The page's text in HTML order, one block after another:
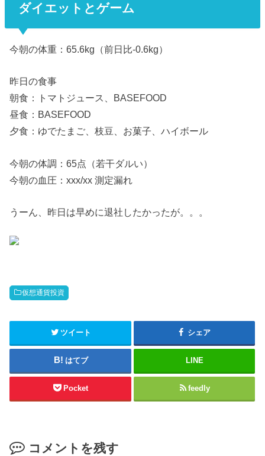
ダイエットとゲーム
今朝の体重：65.6kg（前日比-0.6kg）
昨日の食事
朝食：トマトジュース、BASEFOOD
昼食：BASEFOOD
夕食：ゆでたまご、枝豆、お菓子、ハイボール
今朝の体調：65点（若干ダルい）
今朝の血圧：xxx/xx 測定漏れ
うーん、昨日は早めに退社したかったが。。。
仮想通貨投資
ツイート シェア
はてブ LINE
Pocket feedly
コメントを残す